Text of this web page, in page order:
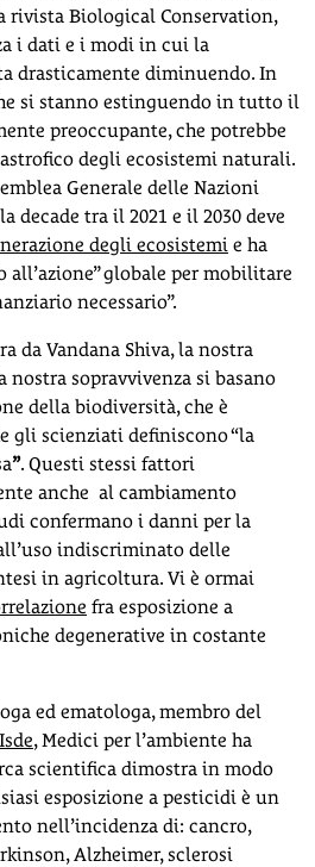
rivista Biological Conservation,
i dati e i modi in cui la
drasticamente diminuendo. In
si stanno estinguendo in tutto il
preoccupante, che potrebbe
degli ecosistemi naturali.
Generale delle Nazioni
decade tra il 2021 e il 2030 deve
degli ecosistemi e ha
all’azione” globale per mobilitare
necessario”.
da Vandana Shiva, la nostra
nostra sopravvivenza si basano
della biodiversità, che è
gli scienziati definiscono “la
”. Questi stessi fattori
anche al cambiamento
confermano i danni per la
indiscriminato delle
in agricoltura. Vi è ormai
fra esposizione a
degenerative in costante
ed ematologa, membro del
Isde, Medici per l’ambiente ha
scientifica dimostra in modo
esposizione a pesticidi è un
nell’incidenza di: cancro,
Alzheimer, sclerosi